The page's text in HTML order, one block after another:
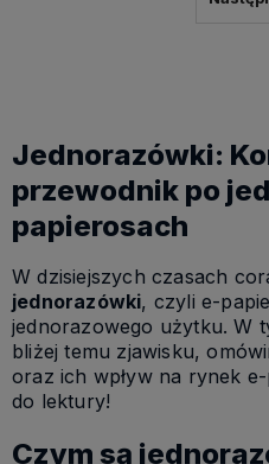
Jednorazówki:
przewodnik po
papierosach
W dzisiejszych czasach
jednorazówki, czyli e-
jednorazowego użytku. W
bliżej temu zjawisku,
oraz ich wpływ na rynek
do lektury!
Czym są